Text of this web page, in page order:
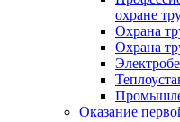
охране
Охрана
Охрана
Оказание